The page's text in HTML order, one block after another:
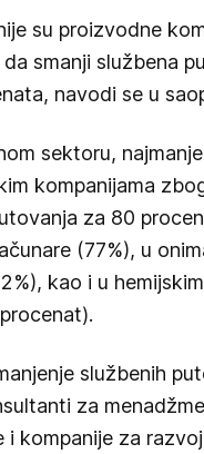
su proizvodne
da smanji službena
navodi se u
sektoru,
kompanijama
za 80
(77%), u
kao i u
službenih
za
i kompanije za